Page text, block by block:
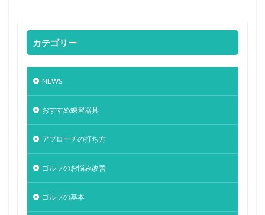
カテゴリー
NEWS
おすすめ練習器具
アプローチの打ち方
ゴルフのお悩み改善
ゴルフの基本